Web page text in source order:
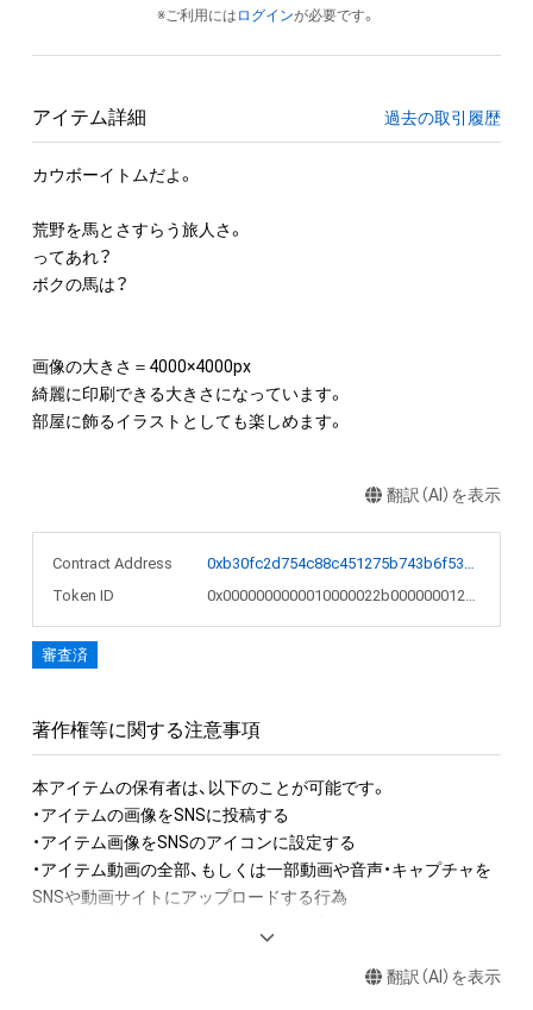
※ご利用には ログインが必要です。
アイテム詳細 過去の取引履歴
カウボーイトムだよ。
荒野を馬とさすらう旅人さ。
ってあれ？
ボクの馬は？
画像の大きさ＝4000×4000px
綺麗に印刷できる大きさになっています。
部屋に飾るイラストとしても楽しめます。
翻訳（AI）を表示
Contract Address
0xb30fc2d754c88c451275b743b6f530f19f643683
Token ID
0x0000000000010000022b000000012eb6
審査済
著作権等に関する注意事項
本アイテムの保有者は、以下のことが可能です。
・アイテムの画像をSNSに投稿する
・アイテム画像をSNSのアイコンに設定する
・アイテム動画の全部、もしくは一部動画や音声・キャプチャを
SNSや動画サイトにアップロードする行為
・アイテムの画像を使用してメッセージカードを制作し友達に
翻訳（AI）を表示